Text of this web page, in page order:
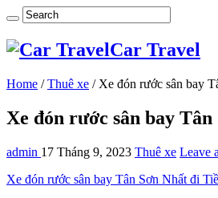
Car Travel
Home / Thuê xe / Xe đón rước sân bay
Xe đón rước sân bay
admin 17 Tháng 9, 2023 Thuê xe Leave
Xe đón rước sân bay Tân Sơn Nhất đi